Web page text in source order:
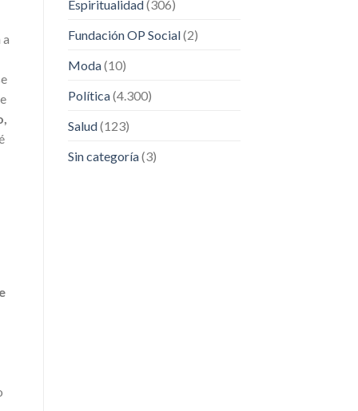
Espiritualidad(306)
Fundación OP Social(2)
Moda(10)
Política(4.300)
Salud(123)
Sin categoría(3)